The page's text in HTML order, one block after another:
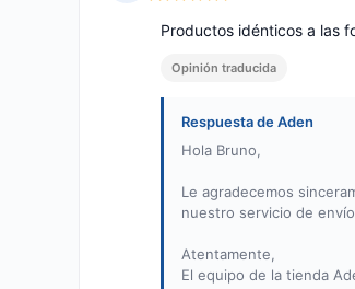
Productos idénticos a las
Opinión traducida
Respuesta de Aden
Hola Bruno,
Le agradecemos
nuestro servicio de
Atentamente,
El equipo de la tienda